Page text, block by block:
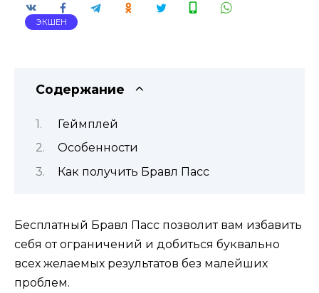
ЭКШЕН
Содержание
Геймплей
Особенности
Как получить Бравл Пасс
Бесплатный Бравл Пасс позволит вам избавить
себя от ограничений и добиться буквально
всех желаемых результатов без малейших
проблем.